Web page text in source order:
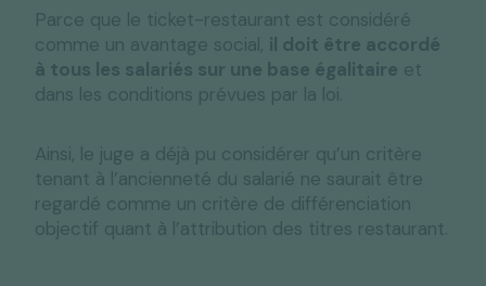
Parce que le ticket-restaurant est considéré
comme un avantage social, il doit être accordé
à tous les salariés sur une base égalitaire et
dans les conditions prévues par la loi.
Ainsi, le juge a déjà pu considérer qu’un critère
tenant à l’ancienneté du salarié ne saurait être
regardé comme un critère de différenciation
objectif quant à l’attribution des titres restaurant.